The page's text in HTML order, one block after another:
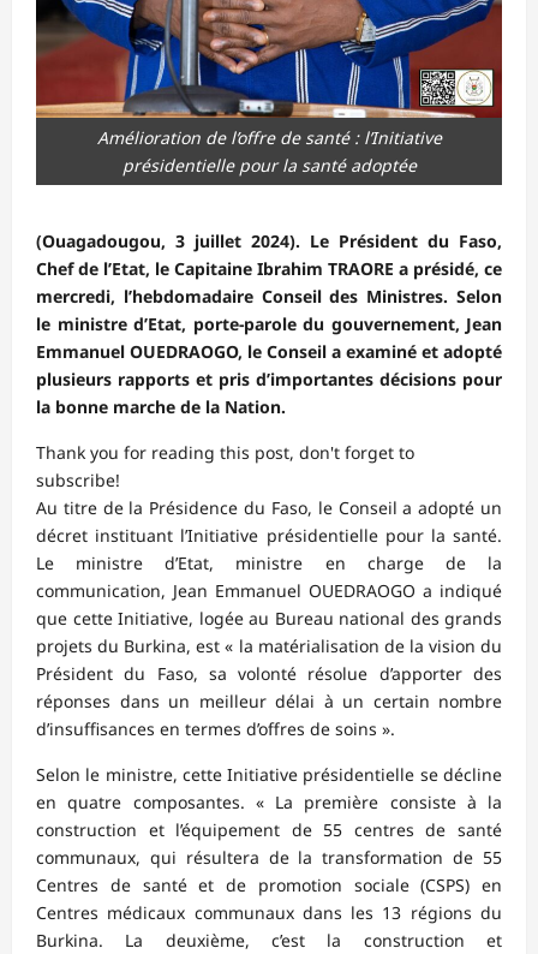
Amélioration de l’offre de santé : l’Initiative
présidentielle pour la santé adoptée
(Ouagadougou, 3 juillet 2024). Le Président du Faso,
Chef de l’Etat, le Capitaine Ibrahim TRAORE a présidé, ce
mercredi, l’hebdomadaire Conseil des Ministres. Selon
le ministre d’Etat, porte-parole du gouvernement, Jean
Emmanuel OUEDRAOGO, le Conseil a examiné et adopté
plusieurs rapports et pris d’importantes décisions pour
la bonne marche de la Nation.
Thank you for reading this post, don't forget to
subscribe!
Au titre de la Présidence du Faso, le Conseil a adopté un
décret instituant l’Initiative présidentielle pour la santé.
Le ministre d’Etat, ministre en charge de la
communication, Jean Emmanuel OUEDRAOGO a indiqué
que cette Initiative, logée au Bureau national des grands
projets du Burkina, est « la matérialisation de la vision du
Président du Faso, sa volonté résolue d’apporter des
réponses dans un meilleur délai à un certain nombre
d’insuffisances en termes d’offres de soins ».
Selon le ministre, cette Initiative présidentielle se décline
en quatre composantes. « La première consiste à la
construction et l’équipement de 55 centres de santé
communaux, qui résultera de la transformation de 55
Centres de santé et de promotion sociale (CSPS) en
Centres médicaux communaux dans les 13 régions du
Burkina. La deuxième, c’est la construction et